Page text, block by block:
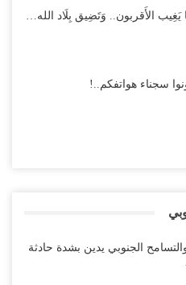
يَغِيب الأَقربون.. وَتَضِيق بِلَاد الله…
سجناء هواتفكم..!
الجنوبي يدين بشدة حادثة